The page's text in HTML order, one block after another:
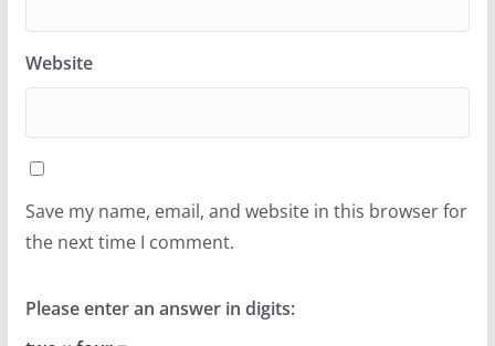
Website
Save my name, email, and website in this browser for
the next time I comment.
Please enter an answer in digits: